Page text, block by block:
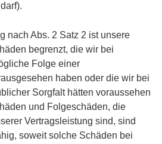
nach Abs. 2 Satz 2 ist unsere
begrenzt, die wir bei
Folge einer
haben oder die wir bei
Sorgfalt hätten voraussehen
und Folgeschäden, die
Vertragsleistung sind, sind
soweit solche Schäden bei